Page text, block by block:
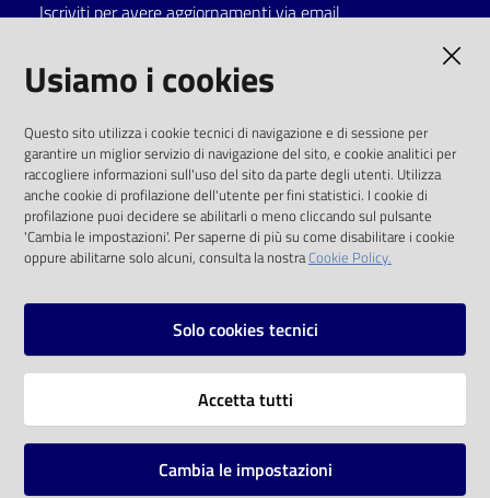
on line
Eventi
Chiedi al
bibliotecario
Avvisi
Iscriviti per avere aggiornamenti via email
solo alle condizioni previste dalla direttiva
comunitaria 2003/98/CE e dal d.lgs. 36/2006
SOCIAL
Instagram
Vai alla pagina
Usiamo i cookies
Questo sito utilizza i cookie tecnici di navigazione e di sessione per
garantire un miglior servizio di navigazione del sito, e cookie analitici per
raccogliere informazioni sull'uso del sito da parte degli utenti. Utilizza
anche cookie di profilazione dell'utente per fini statistici. I cookie di
profilazione puoi decidere se abilitarli o meno cliccando sul pulsante
'Cambia le impostazioni'. Per saperne di più su come disabilitare i cookie
oppure abilitarne solo alcuni, consulta la nostraCookie Policy.
Solo cookies tecnici
Accetta tutti
Cambia le impostazioni